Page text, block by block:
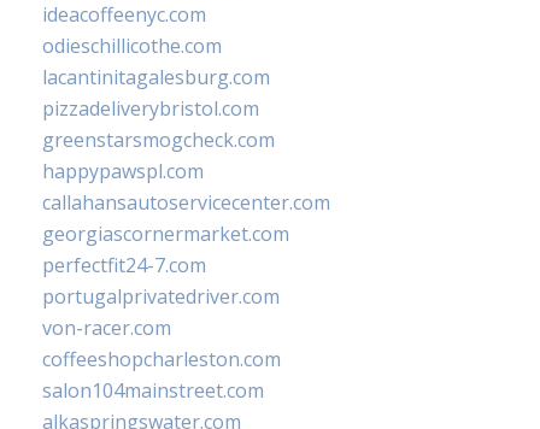
ideacoffeenyc.com
odieschillicothe.com
lacantinitagalesburg.com
pizzadeliverybristol.com
greenstarsmogcheck.com
happypawspl.com
callahansautoservicecenter.com
georgiascornermarket.com
perfectfit24-7.com
portugalprivatedriver.com
von-racer.com
coffeeshopcharleston.com
salon104mainstreet.com
alkaspringswater.com